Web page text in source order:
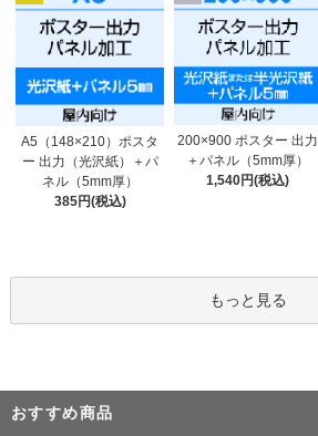
A5（148×210）ポスタ
ー 出力（光沢紙）＋パ
ネル（5mm厚）
385円(税込)
200×900 ポスター 出力
＋パネル（5mm厚）
1,540円(税込)
もっと見る
おすすめ商品